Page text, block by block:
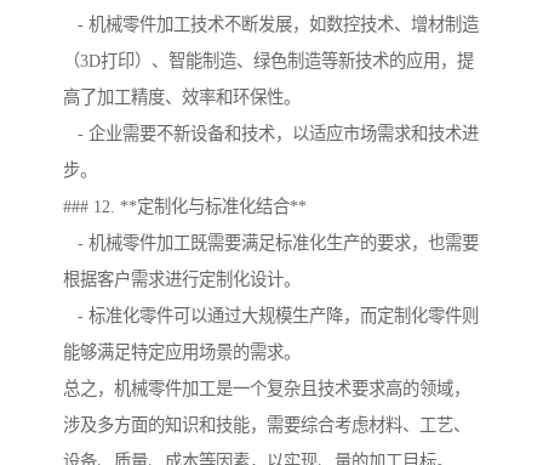
- 机械零件加工技术不断发展，如数控技术、增材制造
（3D打印）、智能制造、绿色制造等新技术的应用，提
高了加工精度、效率和环保性。
- 企业需要不新设备和技术，以适应市场需求和技术进
步。
### 12. **定制化与标准化结合**
- 机械零件加工既需要满足标准化生产的要求，也需要
根据客户需求进行定制化设计。
- 标准化零件可以通过大规模生产降，而定制化零件则
能够满足特定应用场景的需求。
总之，机械零件加工是一个复杂且技术要求高的领域，
涉及多方面的知识和技能，需要综合考虑材料、工艺、